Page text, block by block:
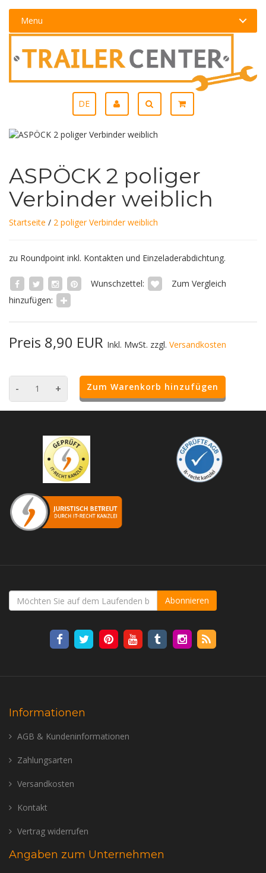
Menu
DE
ASPÖCK 2 poliger
Verbinder weiblich
Startseite / 2 poliger Verbinder weiblich
zu Roundpoint inkl. Kontakten und Einzeladerabdichtung.
Wunschzettel:
Zum Vergleich
hinzufügen:
Preis 8,90 EUR Inkl. MwSt. zzgl. Versandkosten
- + Zum Warenkorb hinzufügen
Abonnieren
Informationen
AGB & Kundeninformationen
Zahlungsarten
Versandkosten
Kontakt
Vertrag widerrufen
Angaben zum Unternehmen